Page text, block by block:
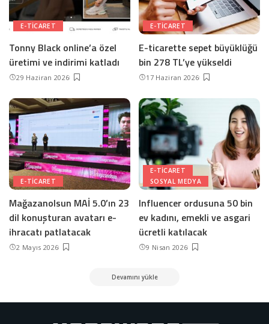
E-TICARET
Tonny Black online’a özel
üretimi ve indirimi katladı
29 Haziran 2026
E-TICARET
E-ticarette sepet büyüklüğü
bin 278 TL’ye yükseldi
17 Haziran 2026
E-TICARET
Mağazanolsun MAİ 5.0’ın 23
dil konuşturan avatarı e-
ihracatı patlatacak
2 Mayıs 2026
E-TICARET
SOSYAL MEDYA
Influencer ordusuna 50 bin
ev kadını, emekli ve asgari
ücretli katılacak
9 Nisan 2026
Devamını yükle